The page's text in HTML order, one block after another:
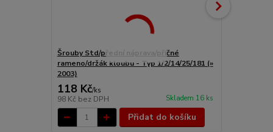
Šrouby Std/přední náprava/příčné
rameno/držák kloubu - Typ 1/2/14/25/181 (»
2003)
118 Kč/ks
98 Kč bez DPH Skladem 16 ks
Přidat do košíku